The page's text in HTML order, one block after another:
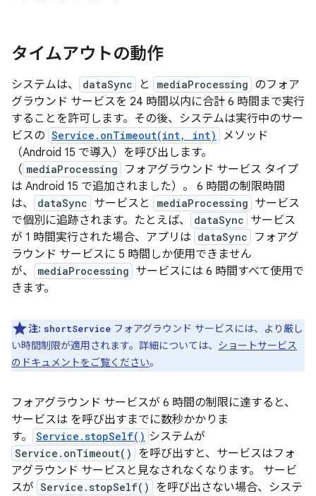
タイムアウトの動作
システムは、 dataSync と mediaProcessing のフォア
グラウンド サービスを 24 時間以内に合計 6 時間まで実行
することを許可します。その後、システムは実行中のサー
ビスの Service.onTimeout(int, int)
メソッド
（Android 15 で導入）を呼び出します。
（ mediaProcessing
フォアグラウンド サービス タイプ
は Android 15 で追加されました）。 6 時間の制限時間
は、
dataSync サービスと mediaProcessing サービス
で個別に追跡されます。たとえば、
dataSync サービス
が 1 時間実行された場合、アプリは dataSync
フォアグ
ラウンド サービスに 5 時間しか使用できません
が、
mediaProcessing サービスには 6 時間すべて使用で
きます。
注: shortService フォアグラウンド サービスには、より厳し
い時間制限が適用されます。詳細については、 ショートサービス
のドキュメントをご覧ください。
フォアグラウンド サービスが 6 時間の制限に達すると、
サービスは を呼び出すまでに数秒かかりま
す。
Service.stopSelf() システムが
Service.onTimeout()
を呼び出すと、サービスはフォ
アグラウンド サービスと見なされなくなります。 サービ
スが Service.stopSelf()
を呼び出さない場合、システ